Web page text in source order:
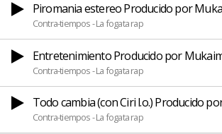
Piromania estereo Producido por
Contra-tiempos - La fogata rap
Entretenimiento Producido por
Contra-tiempos - La fogata rap
Todo cambia (con Ciri l.o.) Producido
Contra-tiempos - La fogata rap